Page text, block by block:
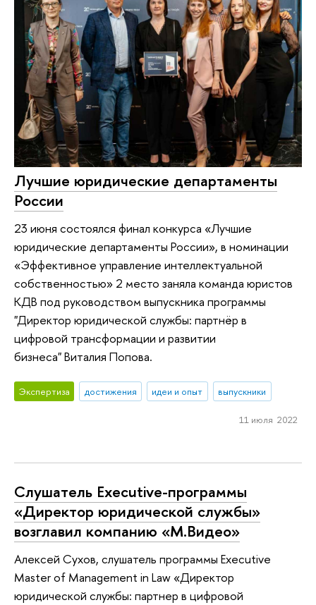
Лучшие юридические департаменты
России
23 июня состоялся финал конкурса «Лучшие
юридические департаменты России», в номинации
«Эффективное управление интеллектуальной
собственностью» 2 место заняла команда юристов
КДВ под руководством выпускника программы
"Директор юридической службы: партнёр в
цифровой трансформации и развитии
бизнеса" Виталия Попова.
Экспертиза достижения идеи и опыт выпускники
11 июля 2022
Слушатель Executive-программы
«Директор юридической службы»
возглавил компанию «М.Видео»
Алексей Сухов, слушатель программы Executive
Master of Management in Law «Директор
юридической службы: партнер в цифровой